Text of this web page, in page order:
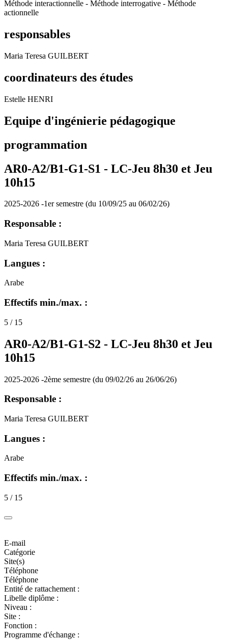
Méthode interactionnelle - Méthode interrogative - Méthode
actionnelle
responsables
Maria Teresa GUILBERT
coordinateurs des études
Estelle HENRI
Equipe d'ingénierie pédagogique
programmation
AR0-A2/B1-G1-S1 - LC-Jeu 8h30 et Jeu
10h15
2025-2026 -1er semestre (du 10/09/25 au 06/02/26)
Responsable :
Maria Teresa GUILBERT
Langues :
Arabe
Effectifs min./max. :
5 / 15
AR0-A2/B1-G1-S2 - LC-Jeu 8h30 et Jeu
10h15
2025-2026 -2ème semestre (du 09/02/26 au 26/06/26)
Responsable :
Maria Teresa GUILBERT
Langues :
Arabe
Effectifs min./max. :
5 / 15
E-mail
Catégorie
Site(s)
Téléphone
Téléphone
Entité de rattachement :
Libelle diplôme :
Niveau :
Site :
Fonction :
Programme d'échange :